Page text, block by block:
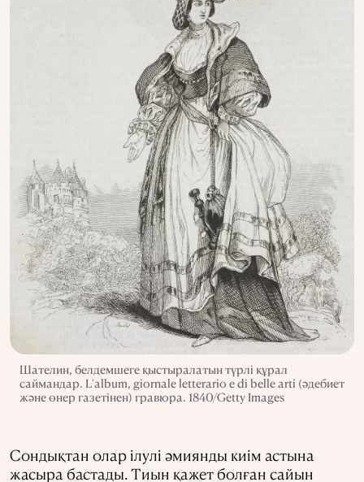
Шателин, белдемшеге қыстыралатын түрлі құрал
саймандар. L'album, giornale letterario e di belle arti (әдебиет
және өнер газетінен) гравюра. 1840/Getty Images
Сондықтан олар ілулі әмиянды киім астына
жасыра бастады. Тиын қажет болған сайын